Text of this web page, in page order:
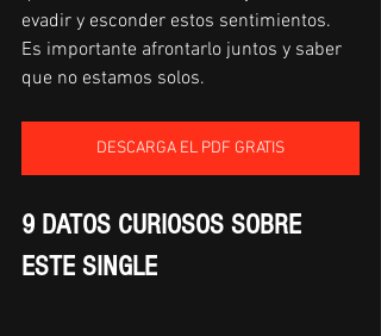
evadir y esconder estos sentimientos.
Es importante afrontarlo juntos y saber
que no estamos solos.
DESCARGA EL PDF GRATIS
9 DATOS CURIOSOS SOBRE
ESTE SINGLE